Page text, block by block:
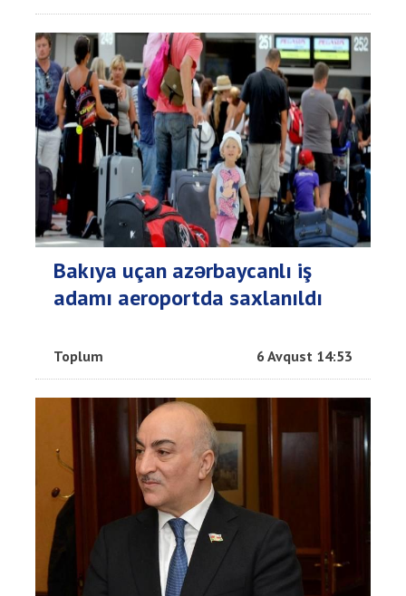
Bakıya uçan azərbaycanlı iş
adamı aeroportda saxlanıldı
Toplum 6 Avqust 14:53